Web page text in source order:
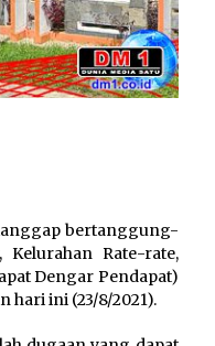
bertanggung-
Rate-rate,
Dengar Pendapat)
hari ini (23/8/2021).